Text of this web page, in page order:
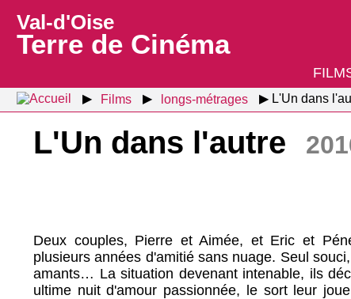
Val-d'Oise
Terre de Cinéma
Films longs-métrages L'Un dans
L'Un dans l'autre
Deux couples, Pierre et Aimée, et Eric et
plusieurs années d'amitié sans nuage. Seul
amants… La situation devenant intenable, ils
ultime nuit d'amour passionnée, le sort leur